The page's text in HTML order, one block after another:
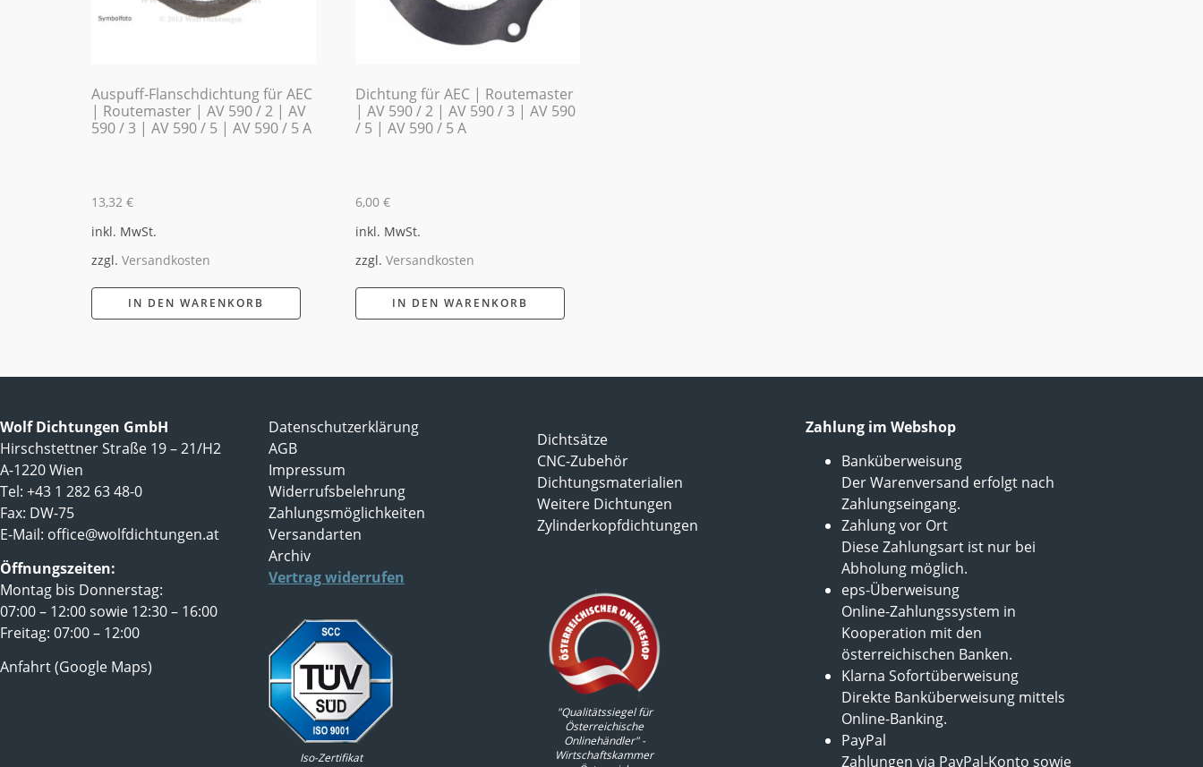
Auspuff-Flanschdichtung für AEC
| Routemaster | AV 590 / 2 | AV
590 / 3 | AV 590 / 5 | AV 590 / 5 A
13,32 €
inkl. MwSt.
zzgl. Versandkosten
IN DEN WARENKORB
Dichtung für AEC | Routemaster
| AV 590 / 2 | AV 590 / 3 | AV 590
/ 5 | AV 590 / 5 A
6,00 €
inkl. MwSt.
zzgl. Versandkosten
IN DEN WARENKORB
Wolf Dichtungen GmbH
Hirschstettner Straße 19 – 21/H2
A-1220 Wien
Tel: +43 1 282 63 48-0
Fax: DW-75
E-Mail: office@wolfdichtungen.at
Öffnungszeiten:
Montag bis Donnerstag:
07:00 – 12:00 sowie 12:30 – 16:00
Freitag: 07:00 – 12:00
Anfahrt (Google Maps)
Datenschutzerklärung
AGB
Impressum
Widerrufsbelehrung
Zahlungsmöglichkeiten
Versandarten
Archiv
Vertrag widerrufen
Iso-Zertifikat
Dichtsätze
CNC-Zubehör
Dichtungsmaterialien
Weitere Dichtungen
Zylinderkopfdichtungen
"Qualitätssiegel für
Österreichische
Onlinehändler" -
Wirtschaftskammer
Zahlung im Webshop
Banküberweisung
Der Warenversand erfolgt nach
Zahlungseingang.
Zahlung vor Ort
Diese Zahlungsart ist nur bei
Abholung möglich.
eps-Überweisung
Online-Zahlungssystem in
Kooperation mit den
österreichischen Banken.
Klarna Sofortüberweisung
Direkte Banküberweisung mittels
Online-Banking.
PayPal
Zahlungen via PayPal-Konto sowie